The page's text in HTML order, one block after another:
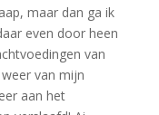
maar dan ga ik
even door heen
van
van mijn
aan het